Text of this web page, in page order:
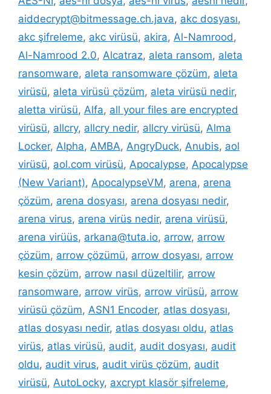
aiddecrypt@bitmessage.ch.java, akc dosyası,
akc şifreleme, akc virüsü, akira, Al-Namrood,
Al-Namrood 2.0, Alcatraz, aleta ransom, aleta
ransomware, aleta ransomware çözüm, aleta
virüsü, aleta virüsü çözüm, aleta virüsü nedir,
aletta virüsü, Alfa, all your files are encrypted
virüsü, allcry, allcry nedir, allcry virüsü, Alma
Locker, Alpha, AMBA, AngryDuck, Anubis, aol
virüsü, aol.com virüsü, Apocalypse, Apocalypse
(New Variant), ApocalypseVM, arena, arena
çözüm, arena dosyası, arena dosyası nedir,
arena virus, arena virüs nedir, arena virüsü,
arena virüüs, arkana@tuta.io, arrow, arrow
çözüm, arrow çözümü, arrow dosyası, arrow
kesin çözüm, arrow nasıl düzeltilir, arrow
ransomware, arrow virüs, arrow virüsü, arrow
virüsü çözüm, ASN1 Encoder, atlas dosyası,
atlas dosyası nedir, atlas dosyası oldu, atlas
virüs, atlas virüsü, audit, audit dosyası, audit
oldu, audit virus, audit virüs çözüm, audit
virüsü, AutoLocky, axcrypt klasör şifreleme,